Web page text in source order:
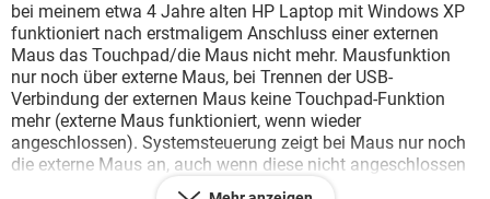
FACEBOOK HARDWARE
WINDOWS 10 INSTAGRAM
WHATSAPP TIKTOK
FACEBOOK HARDWARE
bei meinem etwa 4 Jahre alten HP Laptop mit Windows XP
funktioniert nach erstmaligem Anschluss einer externen
Maus das Touchpad/die Maus nicht mehr. Mausfunktion
nur noch über externe Maus, bei Trennen der USB-
Verbindung der externen Maus keine Touchpad-Funktion
mehr (externe Maus funktioniert, wenn wieder
angeschlossen). Systemsteuerung zeigt bei Maus nur noch
die externe Maus an, auch wenn diese nicht angeschlossen